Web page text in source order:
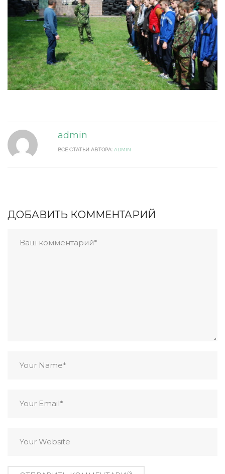
admin
ВСЕ СТАТЬИ АВТОРА: ADMIN
ДОБАВИТЬ КОММЕНТАРИЙ